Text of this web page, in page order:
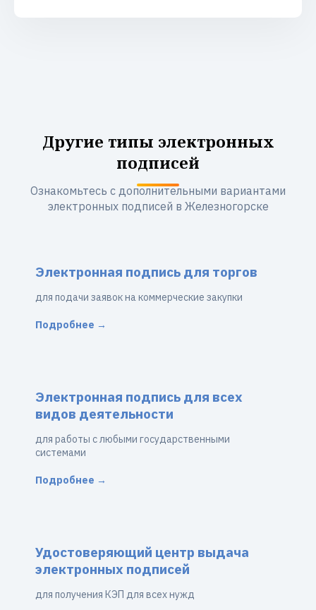
Другие типы электронных
подписей
Ознакомьтесь с дополнительными вариантами
электронных подписей в Железногорске
Электронная подпись для торгов
для подачи заявок на коммерческие закупки
Подробнее →
Электронная подпись для всех
видов деятельности
для работы с любыми государственными
системами
Подробнее →
Удостоверяющий центр выдача
электронных подписей
для получения КЭП для всех нужд